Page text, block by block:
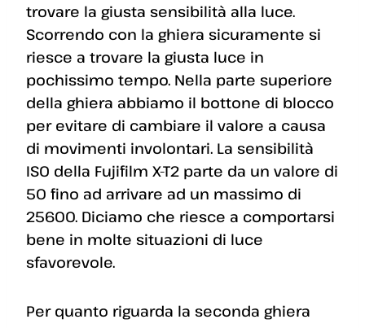
trovare la giusta sensibilità alla luce.
Scorrendo con la ghiera sicuramente si
riesce a trovare la giusta luce in
pochissimo tempo. Nella parte superiore
della ghiera abbiamo il bottone di blocco
per evitare di cambiare il valore a causa
di movimenti involontari. La sensibilità
ISO della Fujifilm X-T2 parte da un valore di
50 fino ad arrivare ad un massimo di
25600. Diciamo che riesce a comportarsi
bene in molte situazioni di luce
sfavorevole.
Per quanto riguarda la seconda ghiera